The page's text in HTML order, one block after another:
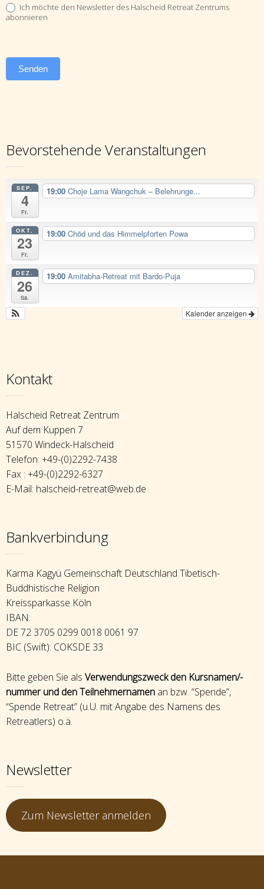
Ich möchte den Newsletter des Halscheid Retreat Zentrums
abonnieren
Senden
Bevorstehende Veranstaltungen
SEP.
4
Fr.
19:00 Choje Lama Wangchuk – Belehrunge...
OKT.
23
Fr.
19:00 Chöd und das Himmelpforten Powa
DEZ.
26
Sa.
19:00 Amitabha-Retreat mit Bardo-Puja
Kalender anzeigen
Kontakt
Halscheid Retreat Zentrum
Auf dem Kuppen 7
51570 Windeck-Halscheid
Telefon: +49-(0)2292-7438
Fax : +49-(0)2292-6327
E-Mail: halscheid-retreat@web.de
Bankverbindung
Karma Kagyü Gemeinschaft Deutschland Tibetisch-
Buddhistische Religion
Kreissparkasse Köln
IBAN:
DE 72 3705 0299 0018 0061 97
BIC (Swift): COKSDE 33
Bitte geben Sie als Verwendungszweck den Kursnamen/-
nummer und den Teilnehmernamen an bzw. “Spende”,
“Spende Retreat” (u.U. mit Angabe des Namens des
Retreatlers) o.ä.
Newsletter
Zum Newsletter anmelden